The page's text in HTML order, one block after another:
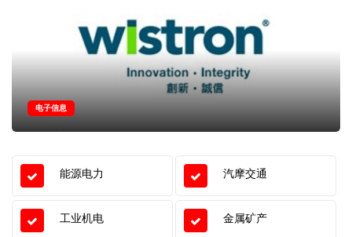
电子信息
能源电力 汽摩交通
工业机电 金属矿产